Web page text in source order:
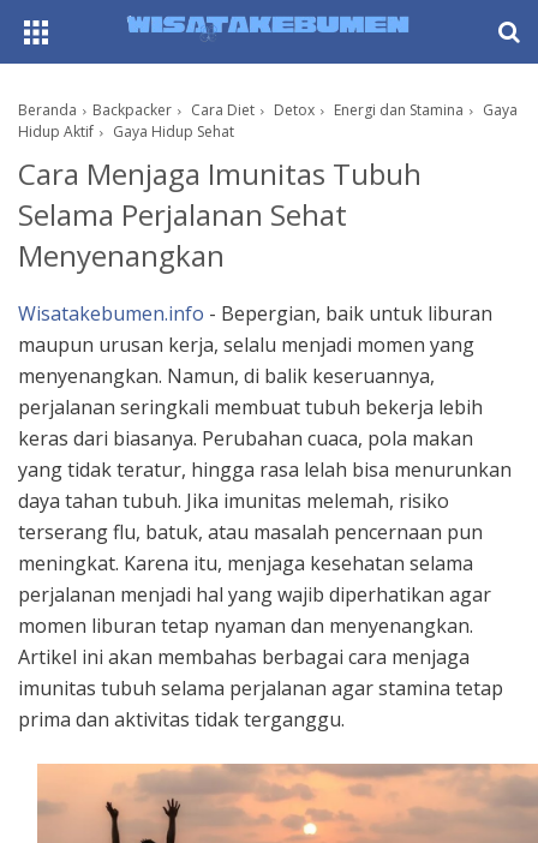
Beranda Backpacker Cara Diet Detox Energi dan Stamina
Gaya
Hidup Aktif
Gaya Hidup Sehat
Cara Menjaga Imunitas Tubuh
Selama Perjalanan Sehat
Menyenangkan
Wisatakebumen.info - Bepergian, baik untuk liburan
maupun urusan kerja, selalu menjadi momen yang
menyenangkan. Namun, di balik keseruannya,
perjalanan seringkali membuat tubuh bekerja lebih
keras dari biasanya. Perubahan cuaca, pola makan
yang tidak teratur, hingga rasa lelah bisa menurunkan
daya tahan tubuh. Jika imunitas melemah, risiko
terserang flu, batuk, atau masalah pencernaan pun
meningkat. Karena itu, menjaga kesehatan selama
perjalanan menjadi hal yang wajib diperhatikan agar
momen liburan tetap nyaman dan menyenangkan.
Artikel ini akan membahas berbagai cara menjaga
imunitas tubuh selama perjalanan agar stamina tetap
prima dan aktivitas tidak terganggu.